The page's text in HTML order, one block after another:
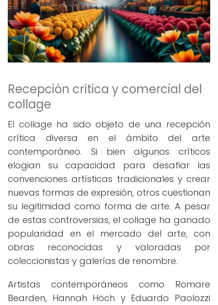
Recepción crítica y comercial del
collage
El collage ha sido objeto de una recepción
crítica diversa en el ámbito del arte
contemporáneo. Si bien algunos críticos
elogian su capacidad para desafiar las
convenciones artísticas tradicionales y crear
nuevas formas de expresión, otros cuestionan
su legitimidad como forma de arte. A pesar
de estas controversias, el collage ha ganado
popularidad en el mercado del arte, con
obras reconocidas y valoradas por
coleccionistas y galerías de renombre.
Artistas contemporáneos como Romare
Bearden, Hannah Höch y Eduardo Paolozzi